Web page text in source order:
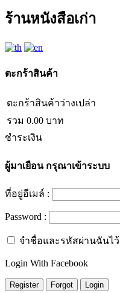
ร้านหนังสือเก่า
ตะกร้าสินค้า
ตะกร้าสินค้าว่างเปล่า
รวม 0.00 บาท
ชำระเงิน
ผู้มาเยือนกรุณาเข้าระบบ
ที่อยู่อีเมล์ :
Password :
จำชื่อและรหัสผ่านฉันไว้
Login With Facebook